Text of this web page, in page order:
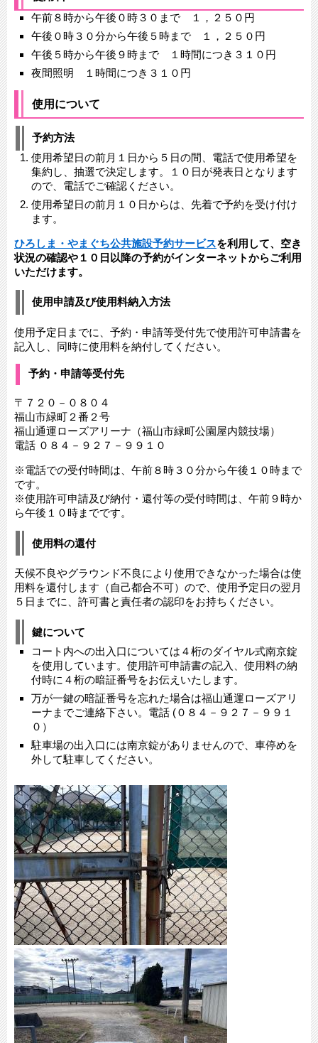
午前８時から午後０時３０まで １，２５０円
午後０時３０分から午後５時まで １，２５０円
午後５時から午後９時まで １時間につき３１０円
夜間照明 １時間につき３１０円
使用について
予約方法
使用希望日の前月１日から５日の間、電話で使用希望を
集約し、抽選で決定します。１０日が発表日となります
ので、電話でご確認ください。
使用希望日の前月１０日からは、先着で予約を受け付け
ます。
ひろしま・やまぐち公共施設予約サービスを利用して、空き
状況の確認や１０日以降の予約がインターネットからご利用
いただけます。
使用申請及び使用料納入方法
使用予定日までに、予約・申請等受付先で使用許可申請書を
記入し、同時に使用料を納付してください。
予約・申請等受付先
〒７２０－０８０４
福山市緑町２番２号
福山通運ローズアリーナ（福山市緑町公園屋内競技場）
電話 ０８４－９２７－９９１０
※電話での受付時間は、午前８時３０分から午後１０時まで
です。
※使用許可申請及び納付・還付等の受付時間は、午前９時か
ら午後１０時までです。
使用料の還付
天候不良やグラウンド不良により使用できなかった場合は使
用料を還付します（自己都合不可）ので、使用予定日の翌月
５日までに、許可書と責任者の認印をお持ちください。
鍵について
コート内への出入口については４桁のダイヤル式南京錠
を使用しています。使用許可申請書の記入、使用料の納
付時に４桁の暗証番号をお伝えいたします。
万が一鍵の暗証番号を忘れた場合は福山通運ローズアリ
ーナまでご連絡下さい。電話 (０８４－９２７－９９１
０）
駐車場の出入口には南京錠がありませんので、車停めを
外して駐車してください。